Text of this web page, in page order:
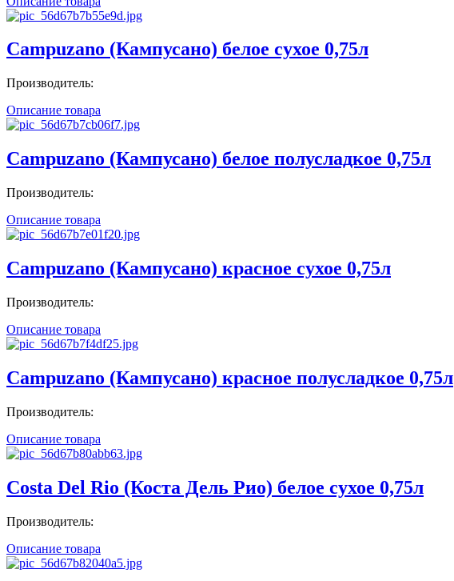
Campuzano (Кампусано) белое сухое 0,75л
Производитель:
Описание товара
Campuzano (Кампусано) белое полусладкое 0,75л
Производитель:
Описание товара
Campuzano (Кампусано) красное сухое 0,75л
Производитель:
Описание товара
Campuzano (Кампусано) красное полусладкое 0,75л
Производитель:
Описание товара
Costa Del Rio (Коста Дель Рио) белое сухое 0,75л
Производитель:
Описание товара